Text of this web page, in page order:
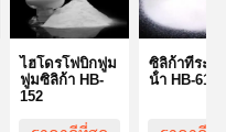
ไฮโดรโฟบิกฟูม
ฟูมซิลิก้า HB-
152
ซิลิก้าที่ระเ
น้ํา HB-612